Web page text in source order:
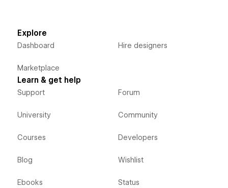
Explore
Dashboard
Marketplace
Hire designers
Learn & get help
Support
University
Courses
Blog
Ebooks
Forum
Community
Developers
Wishlist
Status